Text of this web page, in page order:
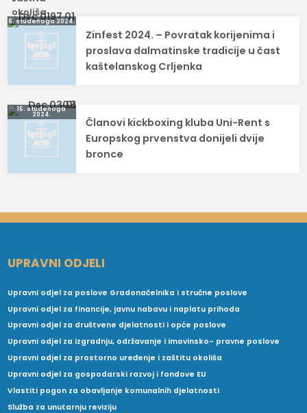
Navigacija
objava
6. studenoga 2024.
Zinfest 2024. – Povratak korijenima i
proslava dalmatinske tradicije u čast
kaštelanskog Crljenka
15. studenoga
2024.
Članovi kickboxing kluba Uni-Rent s
Europskog prvenstva donijeli dvije
bronce
UPRAVNI ODJELI
Upravni odjel za poslove Gradonačelnika i stručne poslove
Upravni odjel za financije, javnu nabavu i naplatu prihoda
Upravni odjel za društvene djelatnosti i opće poslove
Upravni odjel za izgradnju, održavanje i imovinsko- pravne poslove
Upravni odjel za prostorno uređenje i zaštitu okoliša
Upravni odjel za gospodarski razvoj i fondove EU
Vlastiti pogon za obavljanje komunalnih djelatnosti
Služba za unutarnju reviziju